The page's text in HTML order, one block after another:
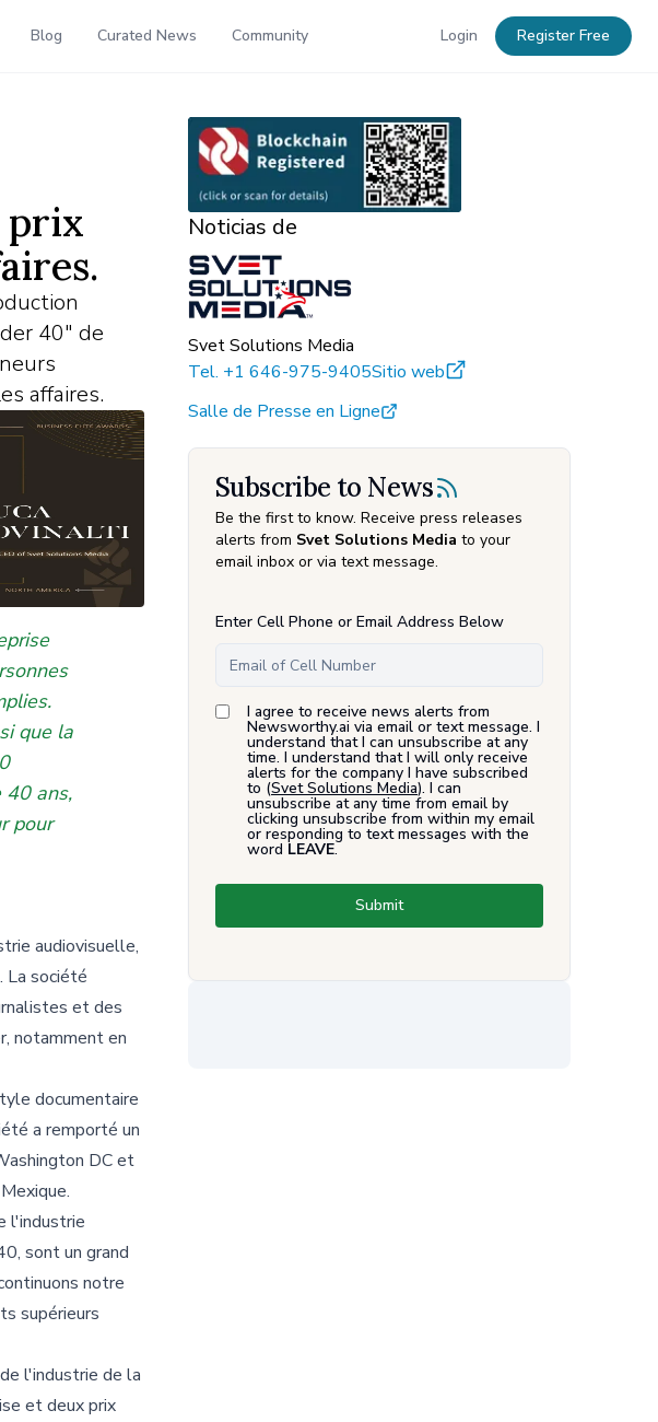
Blog Curated News Community Login Register Free
prix
40" de
affaires.
que la
40 ans,
pour
audiovisuelle,
La société
et des
notamment en
documentaire
a remporté un
DC et
l'industrie
sont un grand
notre
supérieurs
l'industrie de la
et deux prix
Noticias de
Svet Solutions Media
Tel. +1 646-975-9405Sitio web
Salle de Presse en Ligne
Subscribe to News
Be the first to know. Receive press releases
alerts from Svet Solutions Media to your
email inbox or via text message.
Enter Cell Phone or Email Address Below
I agree to receive news alerts from
Newsworthy.ai via email or text message. I
understand that I can unsubscribe at any
time. I understand that I will only receive
alerts for the company I have subscribed
to (Svet Solutions Media). I can
unsubscribe at any time from email by
clicking unsubscribe from within my email
or responding to text messages with the
word LEAVE.
Submit